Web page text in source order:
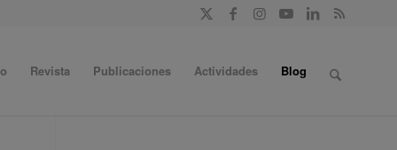
Revista Publicaciones Actividades Blog